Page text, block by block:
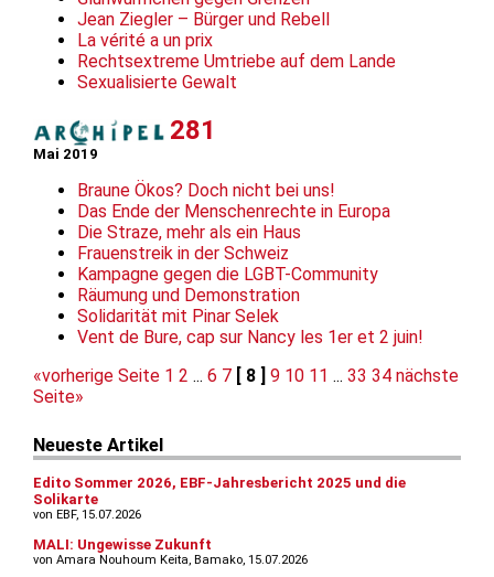
Jean Ziegler – Bürger und Rebell
La vérité a un prix
Rechtsextreme Umtriebe auf dem Lande
Sexualisierte Gewalt
281
Mai 2019
Braune Ökos? Doch nicht bei uns!
Das Ende der Menschenrechte in Europa
Die Straze, mehr als ein Haus
Frauenstreik in der Schweiz
Kampagne gegen die LGBT-Community
Räumung und Demonstration
Solidarität mit Pinar Selek
Vent de Bure, cap sur Nancy les 1er et 2 juin!
«vorherige Seite 1 2 ... 6 7 [ 8 ] 9 10 11 ... 33 34 nächste
Seite»